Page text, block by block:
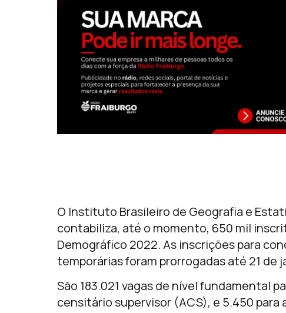
O Instituto Brasileiro de Geografia e
contabiliza, até o momento, 650 mil
Demográfico 2022. As inscrições para
temporárias foram prorrogadas até 21 de
São 183.021 vagas de nível fundamental
censitário supervisor (ACS), e 5.450